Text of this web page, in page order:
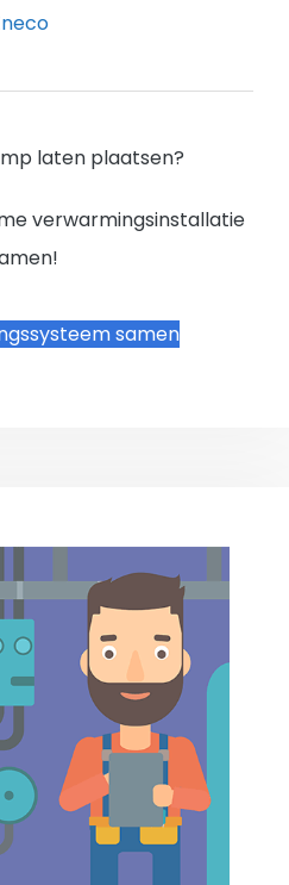
laten plaatsen?
verwarmingsinstallatie
samen